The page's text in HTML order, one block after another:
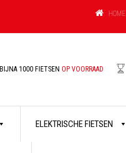
HOME
BIJNA 1000 FIETSEN OP VOORRAAD
ELEKTRISCHE FIETSEN